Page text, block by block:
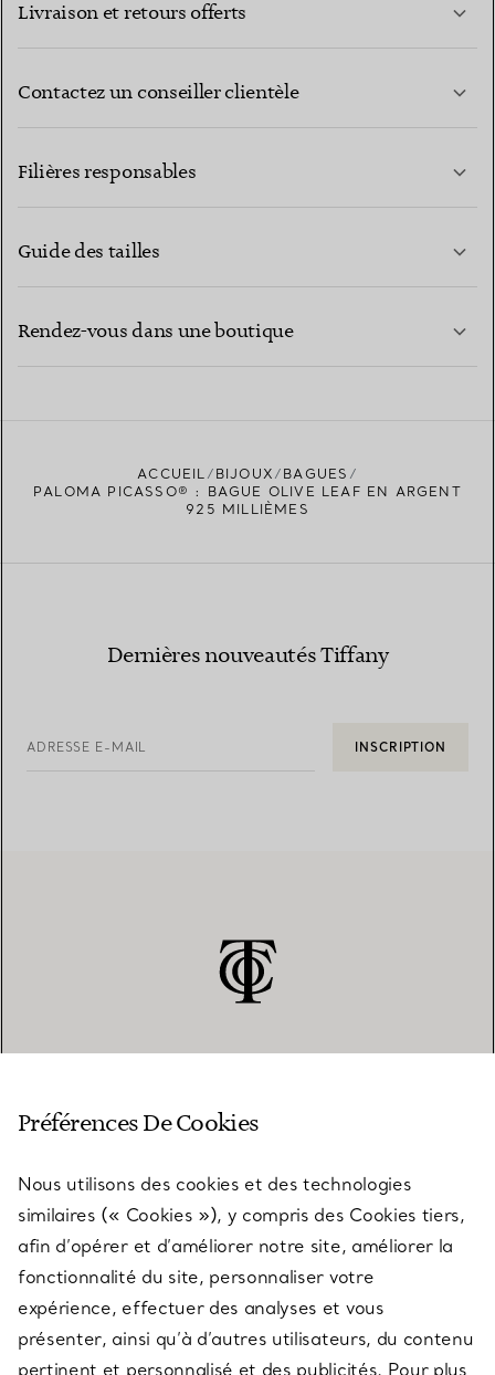
Livraison et retours offerts
Contactez un conseiller clientèle
Filières responsables
Guide des tailles
Rendez-vous dans une boutique
TROUVEZ LA BOUTIQUE LA PLUS PROCHE
ACCUEIL BIJOUX
BAGUES
PALOMA PICASSO® : BAGUE OLIVE LEAF EN ARGENT
925 MILLIÈMES
Dernières nouveautés Tiffany
ADRESSE E-MAIL INSCRIPTION
SERVICES
À PROPOS
QUESTIONS LÉGALES
Préférences De Cookies
Nous utilisons des cookies et des technologies
similaires (« Cookies »), y compris des Cookies tiers,
afin d’opérer et d’améliorer notre site, améliorer la
fonctionnalité du site, personnaliser votre
expérience, effectuer des analyses et vous
présenter, ainsi qu’à d’autres utilisateurs, du contenu
pertinent et personnalisé et des publicités. Pour plus